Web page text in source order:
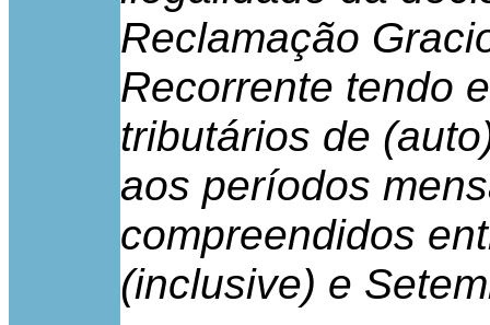
Reclamação
Recorrente tendo
tributários de
aos períodos
compreendidos
(inclusive) e